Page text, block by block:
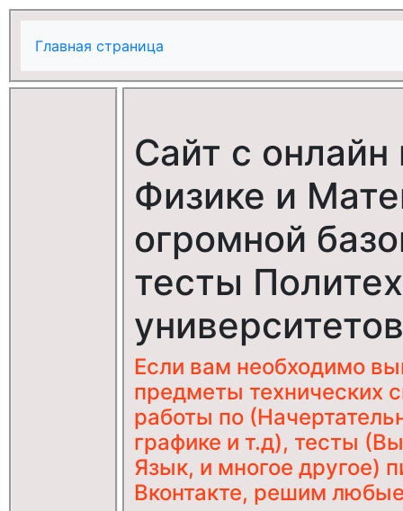
Главная страница
Сайт с онлайн
Физике и
огромной
тесты
Если вам необходимо
предметы технических
работы по
графике и т.д), тесты
Язык, и многое другое)
Вконтакте, решим